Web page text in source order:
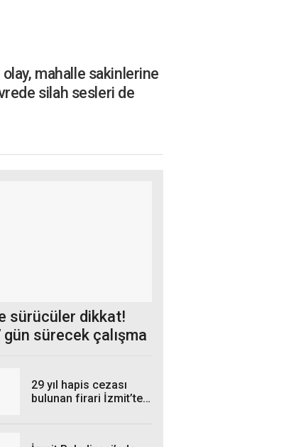
mahalle sakinlerine
silah sesleri de
sürücüler dikkat!
gün sürecek çalışma
29 yıl hapis cezası
bulunan firari İzmit’te